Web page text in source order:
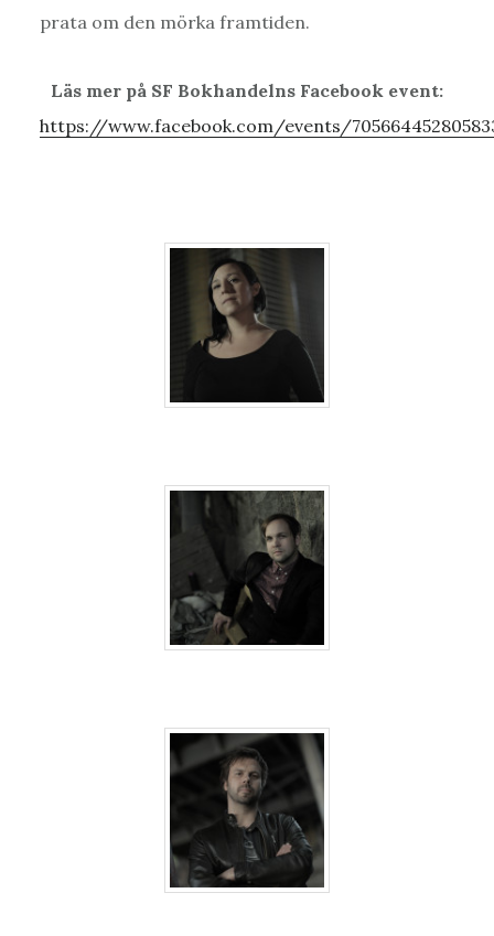
prata om den mörka framtiden.
Läs mer på SF Bokhandelns Facebook event:
https://www.facebook.com/events/